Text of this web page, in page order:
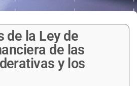
de la Ley de
de las
y los